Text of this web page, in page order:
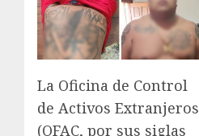
La Oficina de Control
de Activos Extranjeros
(OFAC, por sus siglas